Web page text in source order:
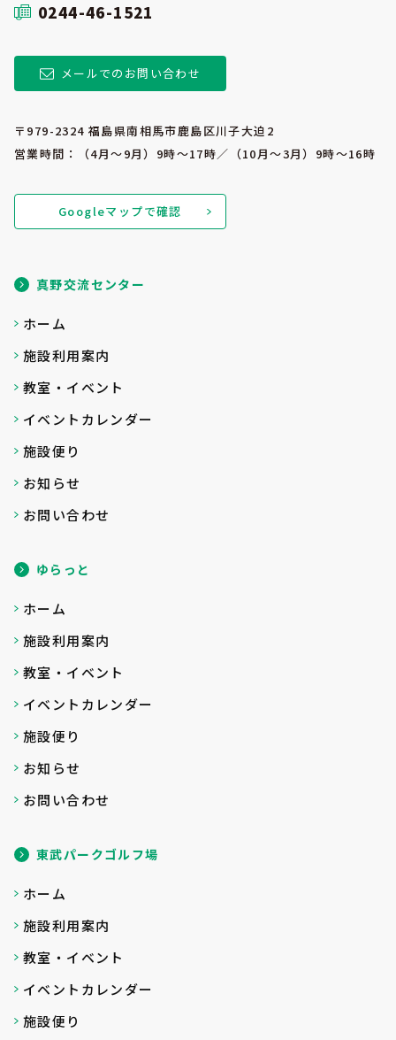
0244-46-1521
メールでのお問い合わせ
〒979-2324 福島県南相馬市鹿島区川子大迫2
営業時間：（4月～9月）9時～17時／（10月～3月）9時～16時
Googleマップで確認
真野交流センター
ホーム
施設利用案内
教室・イベント
イベントカレンダー
施設便り
お知らせ
お問い合わせ
ゆらっと
ホーム
施設利用案内
教室・イベント
イベントカレンダー
施設便り
お知らせ
お問い合わせ
東武パークゴルフ場
ホーム
施設利用案内
教室・イベント
イベントカレンダー
施設便り